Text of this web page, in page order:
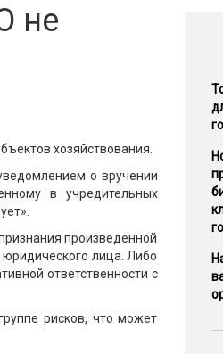
не
хозяйствования.
о вручении
в учредительных
произведенной
лица. Либо
ответственности с
рисков, что может